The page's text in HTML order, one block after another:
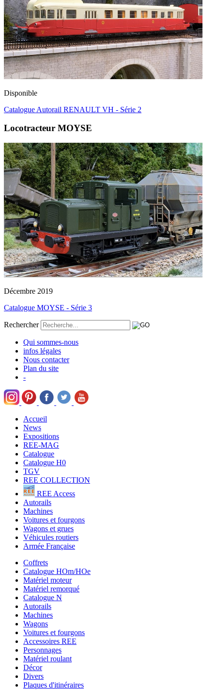
Disponible
Catalogue Autorail RENAULT VH - Série 2
Locotracteur MOYSE
Décembre 2019
Catalogue MOYSE - Série 3
Rechercher
Qui sommes-nous
infos légales
Nous contacter
Plan du site
-
Accueil
News
Expositions
REE-MAG
Catalogue
Catalogue H0
TGV
REE COLLECTION
REE Access
Autorails
Machines
Voitures et fourgons
Wagons et grues
Véhicules routiers
Armée Française
Coffrets
Catalogue HOm/HOe
Matériel moteur
Matériel remorqué
Catalogue N
Autorails
Machines
Wagons
Voitures et fourgons
Accessoires REE
Personnages
Matériel roulant
Décor
Divers
Plaques d'itinéraires